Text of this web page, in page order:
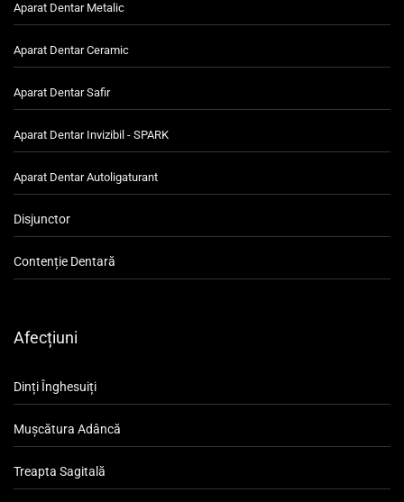
Aparat Dentar Metalic
Aparat Dentar Ceramic
Aparat Dentar Safir
Aparat Dentar Invizibil - SPARK
Aparat Dentar Autoligaturant
Disjunctor
Contenție Dentară
Afecțiuni
Dinți Înghesuiți
Mușcătura Adâncă
Treapta Sagitală